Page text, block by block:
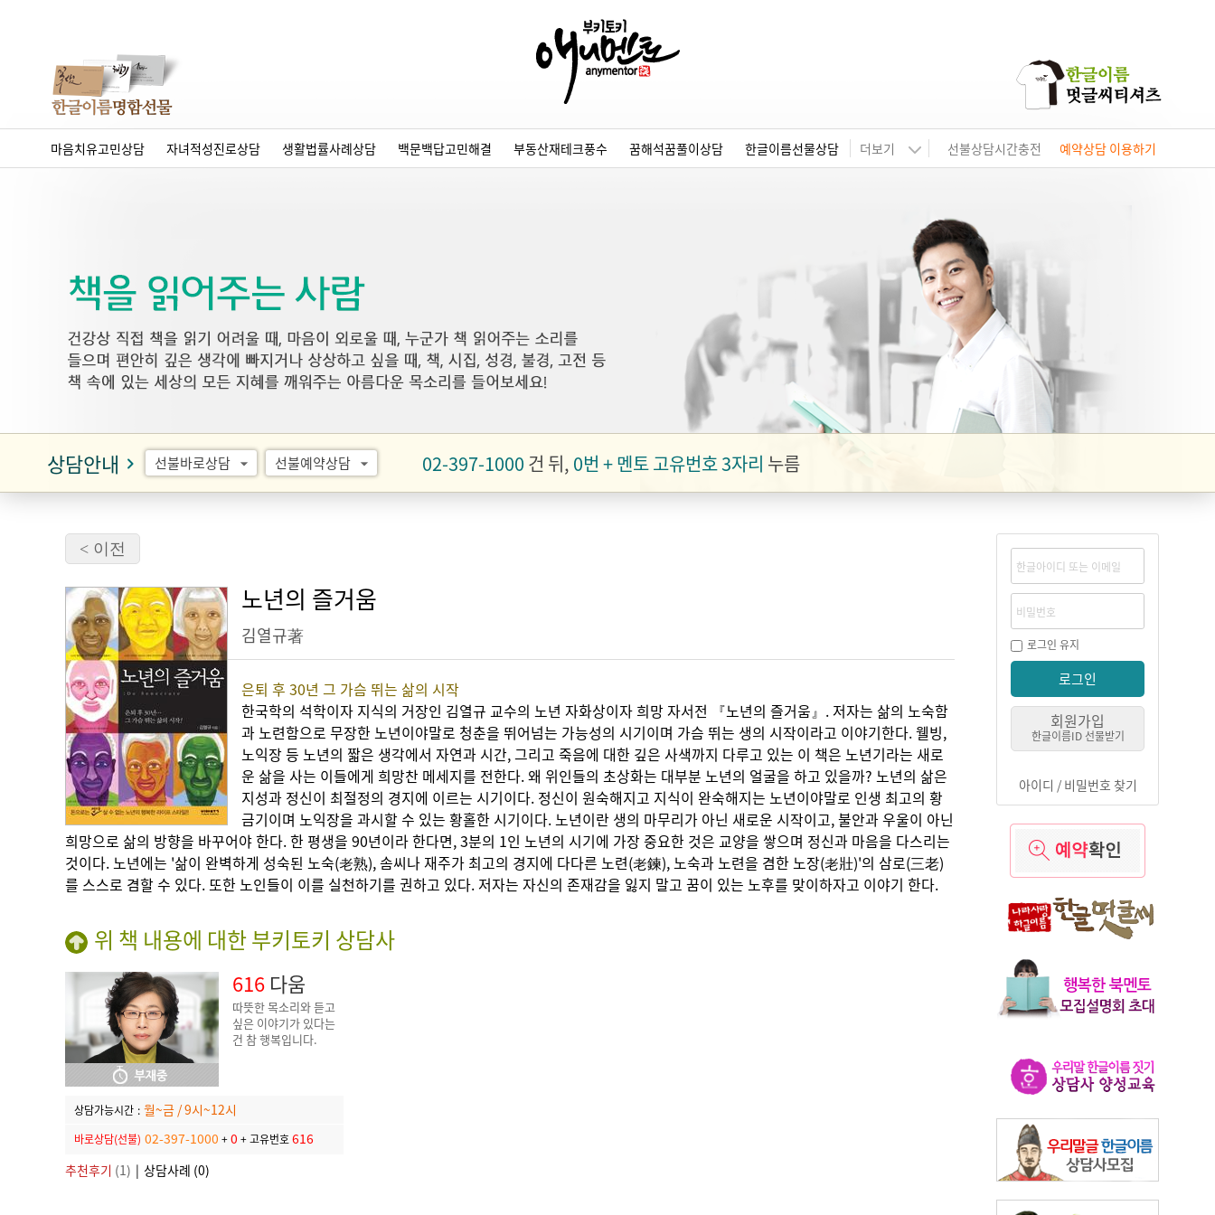
마음치유고민상담 자녀적성진로상담 생활법률사례상담 백문백답고민해결 부동산재테크풍수 꿈해석꿈풀이상담 한글이름선물상담 더보기 선불상담시간충전 예약상담 이용하기
상담안내 keyboard_arrow_right 선불바로상담 arrow_drop_down 선불예약상담 arrow_drop_down 02-397-1000 건 뒤, 0번 + 멘토 고유번호 3자리 누름
< 이전
노년의 즐거움
김열규著
은퇴 후 30년 그 가슴 뛰는 삶의 시작
한국학의 석학이자 지식의 거장인 김열규 교수의 노년 자화상이자 희망 자서전 『노년의 즐거움』. 저자는 삶의 노숙함
과 노련함으로 무장한 노년이야말로 청춘을 뛰어넘는 가능성의 시기이며 가슴 뛰는 생의 시작이라고 이야기한다. 웰빙,
노익장 등 노년의 짧은 생각에서 자연과 시간, 그리고 죽음에 대한 깊은 사색까지 다루고 있는 이 책은 노년기라는 새로
운 삶을 사는 이들에게 희망찬 메세지를 전한다. 왜 위인들의 초상화는 대부분 노년의 얼굴을 하고 있을까? 노년의 삶은
지성과 정신이 최절정의 경지에 이르는 시기이다. 정신이 원숙해지고 지식이 완숙해지는 노년이야말로 인생 최고의 황
금기이며 노익장을 과시할 수 있는 황홀한 시기이다. 노년이란 생의 마무리가 아닌 새로운 시작이고, 불안과 우울이 아닌
희망으로 삶의 방향을 바꾸어야 한다. 한 평생을 90년이라 한다면, 3분의 1인 노년의 시기에 가장 중요한 것은 교양을 쌓으며 정신과 마음을 다스리는
것이다. 노년에는 '삶이 완벽하게 성숙된 노숙(老熟), 솜씨나 재주가 최고의 경지에 다다른 노련(老鍊), 노숙과 노련을 겸한 노장(老壯)'의 삼로(三老)
를 스스로 겸할 수 있다. 또한 노인들이 이를 실천하기를 권하고 있다. 저자는 자신의 존재감을 잃지 말고 꿈이 있는 노후를 맞이하자고 이야기 한다.
위 책 내용에 대한 부키토키 상담사
616 다움
따뜻한 목소리와 듣고
싶은 이야기가 있다는
건 참 행복입니다.
상담가능시간 : 월~금 / 9시~12시
바로상담(선불) 02-397-1000 +0 +고유번호 616
추천후기 (1) | 상담사례 (0)
로그인 유지
로그인
회원가입
한글이름ID 선물받기
아이디 / 비밀번호 찾기